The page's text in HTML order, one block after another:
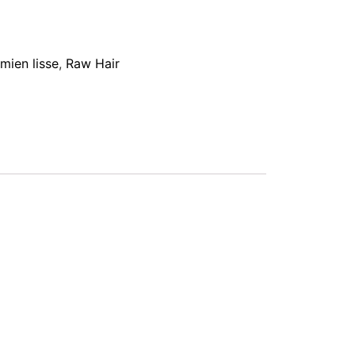
lisse, Raw Hair